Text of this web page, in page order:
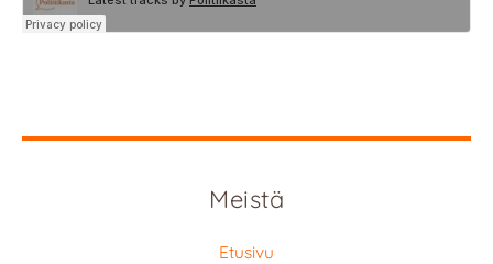
Meistä
Etusivu